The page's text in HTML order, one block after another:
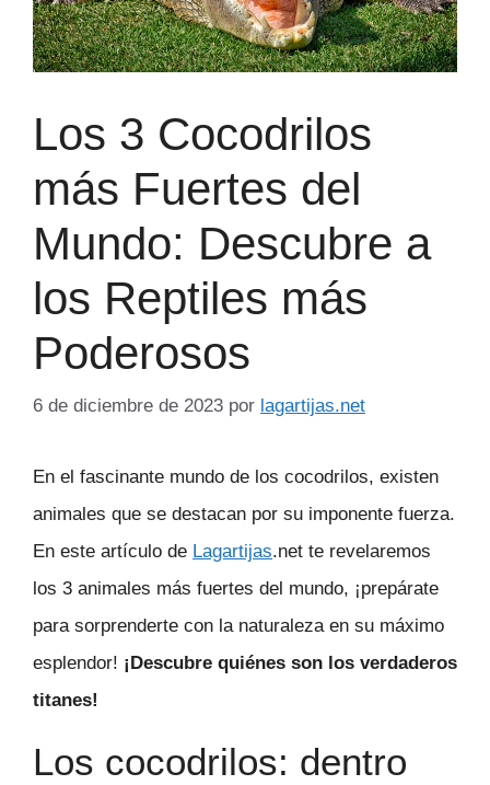
Los 3 Cocodrilos
más Fuertes del
Mundo: Descubre a
los Reptiles más
Poderosos
6 de diciembre de 2023 por lagartijas.net
En el fascinante mundo de los cocodrilos, existen
animales que se destacan por su imponente fuerza.
En este artículo de Lagartijas.net te revelaremos
los 3 animales más fuertes del mundo, ¡prepárate
para sorprenderte con la naturaleza en su máximo
esplendor! ¡Descubre quiénes son los verdaderos
titanes!
Los cocodrilos: dentro